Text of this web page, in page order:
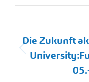
Die Zukunft